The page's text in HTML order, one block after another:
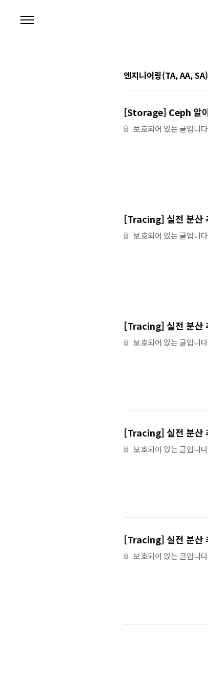
엔지니어링(TA, AA,
[Storage] Ceph 알
보호되어 있는 글입니
[Tracing] 실전 분
보호되어 있는 글입니
[Tracing] 실전 분
보호되어 있는 글입니
[Tracing] 실전 분
보호되어 있는 글입니
[Tracing] 실전 분산
보호되어 있는 글입니